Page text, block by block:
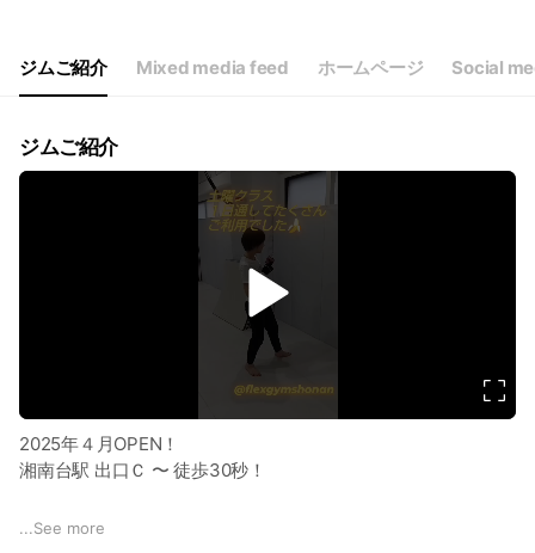
Sat
10:00 - 15:30
祝日も営業してます。週１回（不定休）・月４〜５回ほどの休館日
ジムご紹介 Mixed media feed ホームページ Social
ジムご紹介
v
i
d
e
o
2025年４月OPEN！
湘南台駅 出口Ｃ 〜 徒歩30秒！
未経験・初心者向け格闘技フィットネスジムです
...See more